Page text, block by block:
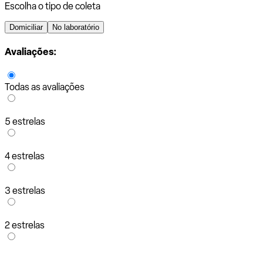
Escolha o tipo de coleta
Domiciliar No laboratório
Avaliações:
Todas as avaliações
5 estrelas
4 estrelas
3 estrelas
2 estrelas